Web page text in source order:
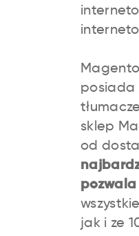
posiada
sklep
od
jak i ze